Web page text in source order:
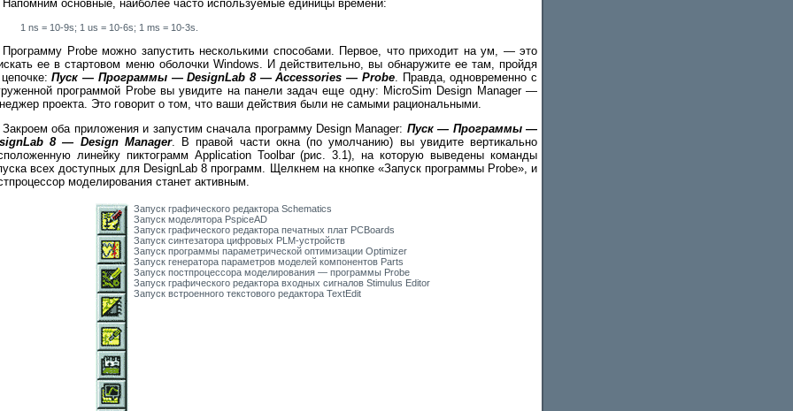
Напомним основные, наиболее часто используемые единицы времени:
1 ns = 10-9s; 1 us = 10-6s; 1 ms = 10-3s.
Программу Probe можно запустить несколькими способами. Первое, что приходит на ум, — это
ее в стартовом меню оболочки Windows. И действительно, вы обнаружите ее там, пройдя
Пуск — Программы — DesignLab 8 — Accessories — Probe. Правда, одновременно с
программой Probe вы увидите на панели задач еще одну: MicroSim Design Manager —
проекта. Это говорит о том, что ваши действия были не самыми рациональными.
Закроем оба приложения и запустим сначала программу Design Manager: Пуск — Программы —
8 — Design Manager. В правой части окна (по умолчанию) вы увидите вертикально
линейку пиктограмм Application Toolbar (рис. 3.1), на которую выведены команды
всех доступных для DesignLab 8 программ. Щелкнем на кнопке «Запуск программы Probe», и
моделирования станет активным.
Запуск графического редактора Schematics
Запуск моделятора PspiceAD
Запуск графического редактора печатных плат PCBoards
Запуск синтезатора цифровых PLM-устройств
Запуск программы параметрической оптимизации Optimizer
Запуск генератора параметров моделей компонентов Parts
Запуск постпроцессора моделирования — программы Probe
Запуск графического редактора входных сигналов Stimulus Editor
Запуск встроенного текстового редактора TextEdit